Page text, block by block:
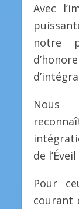
Avec
notre
Nous
de
Pour
courant